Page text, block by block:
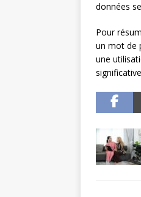
données
Pour
un mot de
une